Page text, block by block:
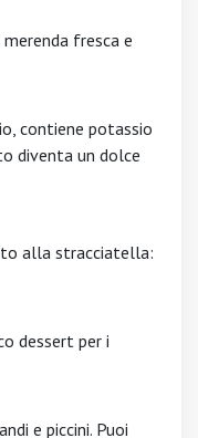
fresca e
contiene potassio
diventa un dolce
alla stracciatella:
dessert per i
e piccini. Puoi